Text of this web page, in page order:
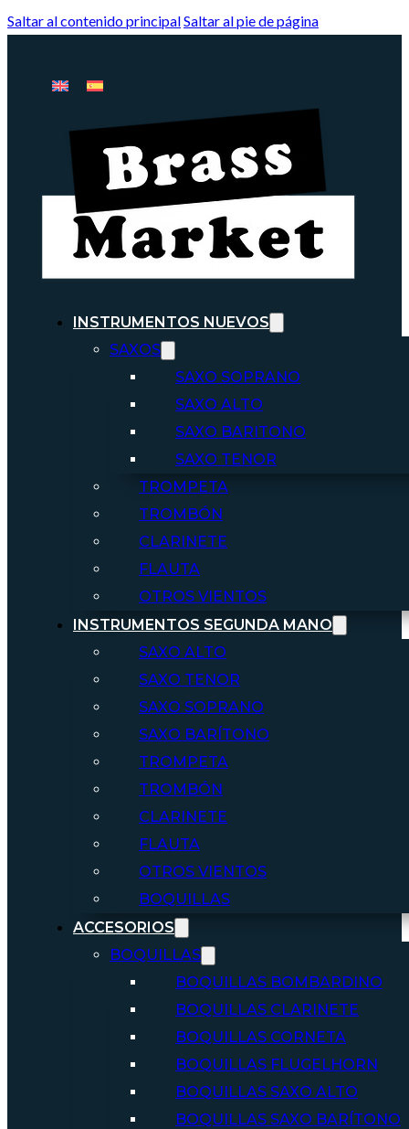
Saltar al contenido principalSaltar al pie de página
INSTRUMENTOS NUEVOS
SAXOS
SAXO SOPRANO
SAXO ALTO
SAXO BARITONO
SAXO TENOR
TROMPETA
TROMBÓN
CLARINETE
FLAUTA
OTROS VIENTOS
INSTRUMENTOS SEGUNDA MANO
SAXO ALTO
SAXO TENOR
SAXO SOPRANO
SAXO BARÍTONO
TROMPETA
TROMBÓN
CLARINETE
FLAUTA
OTROS VIENTOS
BOQUILLAS
ACCESORIOS
BOQUILLAS
BOQUILLAS BOMBARDINO
BOQUILLAS CLARINETE
BOQUILLAS CORNETA
BOQUILLAS FLUGELHORN
BOQUILLAS SAXO ALTO
BOQUILLAS SAXO BARÍTONO